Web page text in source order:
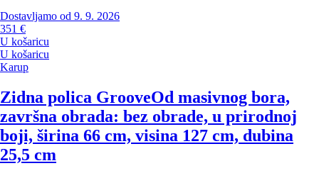
Dostavljamo od 9. 9. 2026
351 €
U košaricu
U košaricu
Karup
Zidna polica GrooveOd masivnog bora,
završna obrada: bez obrade, u prirodnoj
boji, širina 66 cm, visina 127 cm, dubina
25,5 cm